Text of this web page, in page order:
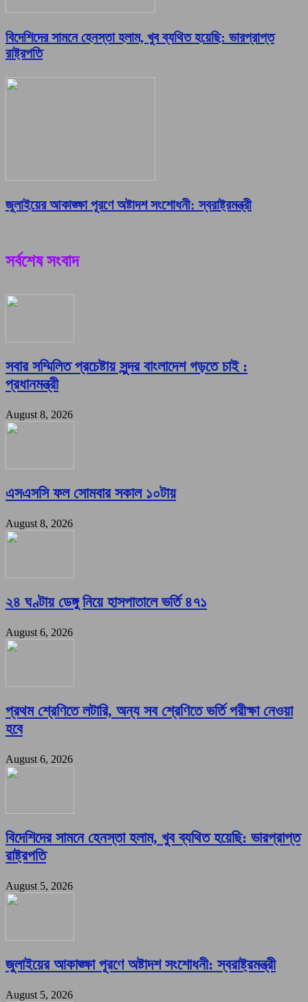
বিদেশিদের সামনে হেনস্তা হলাম, খুব ব্যথিত হয়েছি: ভারপ্রাপ্ত
রাষ্ট্রপতি
জুলাইয়ের আকাঙ্ক্ষা পূরণে অষ্টাদশ সংশোধনী: স্বরাষ্ট্রমন্ত্রী
সর্বশেষ সংবাদ
সবার সম্মিলিত প্রচেষ্টায় সুন্দর বাংলাদেশ গড়তে চাই :
প্রধানমন্ত্রী
August 8, 2026
এসএসসি ফল সোমবার সকাল ১০টায়
August 8, 2026
২৪ ঘণ্টায় ডেঙ্গু নিয়ে হাসপাতালে ভর্তি ৪৭১
August 6, 2026
প্রথম শ্রেণিতে লটারি, অন্য সব শ্রেণিতে ভর্তি পরীক্ষা নেওয়া
হবে
August 6, 2026
বিদেশিদের সামনে হেনস্তা হলাম, খুব ব্যথিত হয়েছি: ভারপ্রাপ্ত
রাষ্ট্রপতি
August 5, 2026
জুলাইয়ের আকাঙ্ক্ষা পূরণে অষ্টাদশ সংশোধনী: স্বরাষ্ট্রমন্ত্রী
August 5, 2026